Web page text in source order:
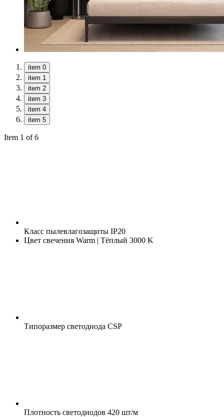
item 0
item 1
item 2
item 3
item 4
item 5
Item 1 of 6
Класс пылевлагозащиты IP20
Цвет свечения Warm | Тёплый 3000 K
Типоразмер светодиода CSP
Плотность светодиодов 420 шт/м